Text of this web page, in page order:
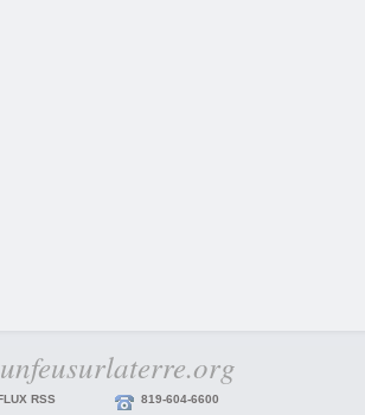
unfeusurlaterre.org
RSS 819-604-6600